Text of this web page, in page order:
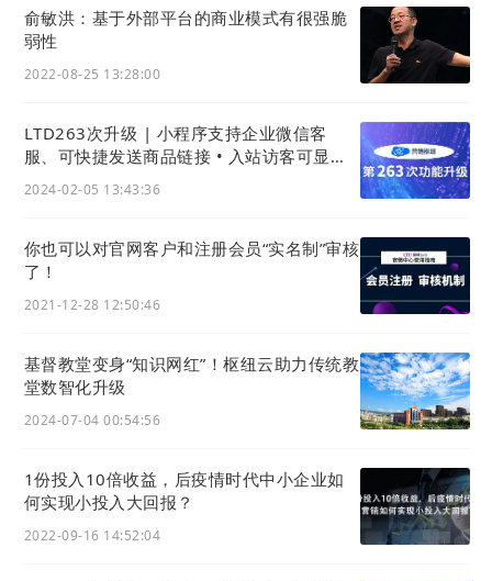
网站装修】，上
面点击更换模版，首页推荐即可找到相应的
模版，或者直接
搜索
网站皮肤编号，点击立即使用，即可更新到官微中心后台编
辑器中进行搭建和调整。
俞敏洪：基于外部平台的商业模式有很强脆
弱性
2022-08-25 13:28:00
LTD263次升级 | 小程序支持企业微信客
服、可快捷发送商品链接 • 入站访客可显示
2024-02-05 13:43:36
你也可以对官网客户和注册会员“实名制”审核
了！
2021-12-28 12:50:46
基督教堂变身“知识网红”！枢纽云助力传统教
堂数智化升级
2024-07-04 00:54:56
1份投入10倍收益，后疫情时代中小企业如
何实现小投入大回报？
2022-09-16 14:52:04